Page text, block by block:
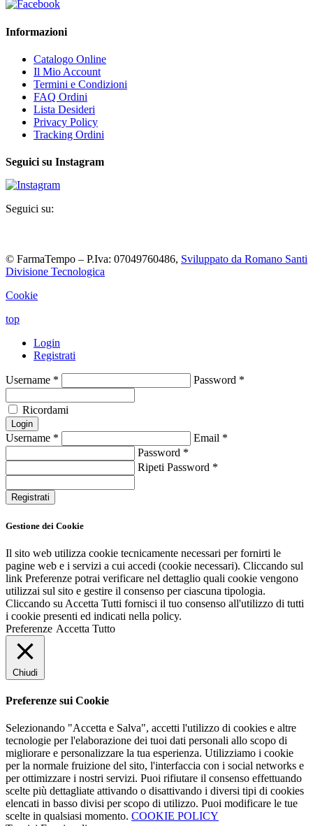
Informazioni
Catalogo Online
Il Mio Account
Termini e Condizioni
FAQ Ordini
Lista Desideri
Privacy Policy
Tracking Ordini
Seguici su Instagram
Seguici su:
© FarmaTempo – P.Iva: 07049760486, Sviluppato da Romano Santi
Divisione Tecnologica
Cookie
top
Login
Registrati
Username * Password *
Ricordami
Login
Username * Email *
Password *
Ripeti Password *
Registrati
Gestione dei Cookie
Il sito web utilizza cookie tecnicamente necessari per fornirti le
pagine web e i servizi a cui accedi (cookie necessari). Cliccando sul
link Preferenze potrai verificare nel dettaglio quali cookie vengono
utilizzai sul sito e gestire il consenso per ciascuna tipologia.
Cliccando su Accetta Tutti fornisci il tuo consenso all'utilizzo di tutti
i cookie presenti ed indicati nella policy.
Preferenze Accetta Tutto
Chiudi
Preferenze sui Cookie
Selezionando "Accetta e Salva", accetti l'utilizzo di cookies e altre
tecnologie per l'elaborazione dei tuoi dati personali allo scopo di
migliorare e personalizzare la tua esperienza. Utilizziamo i cookie
per la normale fruizione del sito, l'interfaccia con i social networks e
per ottimizzare i nostri servizi. Puoi rifiutare il consenso effettuando
scelte più dettagliate attivando o disattivando i diversi tipi di cookies
elencati in basso divisi per scopo di utilizzo. Puoi modificare le tue
scelte in qualsiasi momento. COOKIE POLICY